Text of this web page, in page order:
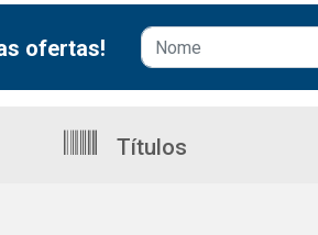
ofertas!
Títulos